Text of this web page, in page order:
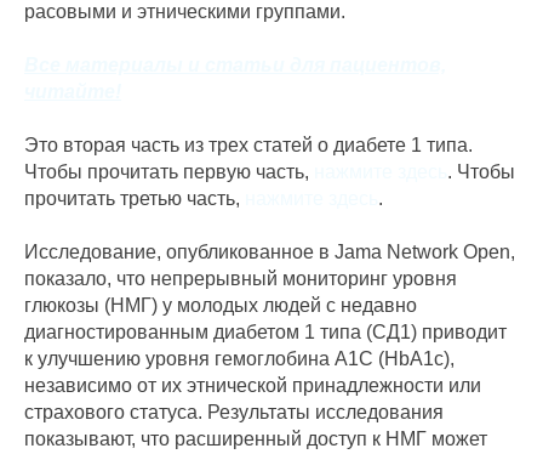
расовыми и этническими группами.
Это вторая часть из трех статей о диабете 1 типа.
Чтобы прочитать первую часть,
. Чтобы
прочитать третью часть,
.
Исследование, опубликованное в Jama Network Open,
показало, что непрерывный мониторинг уровня
глюкозы (НМГ) у молодых людей с недавно
диагностированным диабетом 1 типа (СД1) приводит
к улучшению уровня гемоглобина A1C (HbA1c),
независимо от их этнической принадлежности или
страхового статуса. Результаты исследования
показывают, что расширенный доступ к НМГ может